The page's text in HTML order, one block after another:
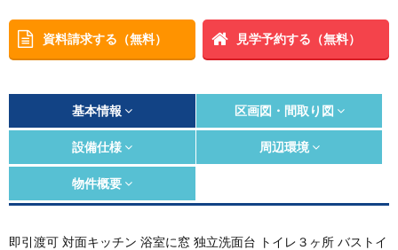
資料請求する（無料） 見学予約する（無料）
基本情報 区画図・間取り図
設備仕様 周辺環境
物件概要
即引渡可 対面キッチン 浴室に窓 独立洗面台 トイレ３ヶ所 バストイ